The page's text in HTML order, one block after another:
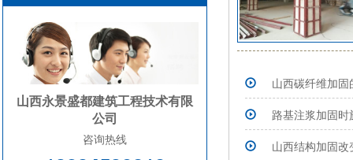
山西永景盛都建筑工程技术有限
公司
咨询热线
山西碳纤维加
路基注浆加固
山西结构加固